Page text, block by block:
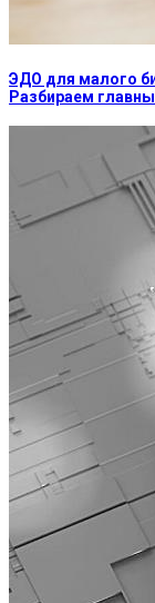
ЭДО для малого
Разбираем